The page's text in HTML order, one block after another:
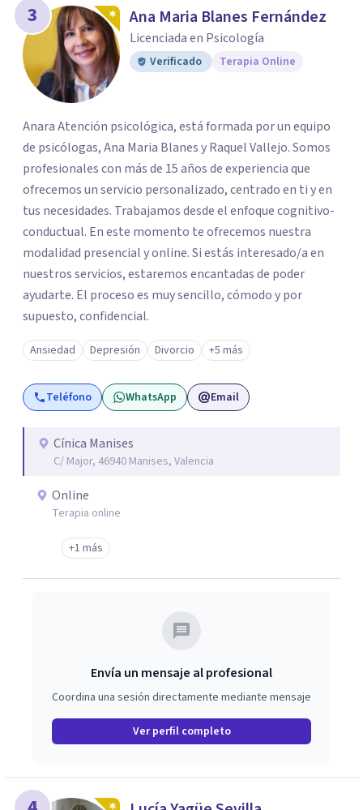
3 Ana Maria Blanes Fernández
Licenciada en Psicología
Verificado Terapia Online
Anara Atención psicológica, está formada por un equipo
de psicólogas, Ana Maria Blanes y Raquel Vallejo. Somos
profesionales con más de 15 años de experiencia que
ofrecemos un servicio personalizado, centrado en ti y en
tus necesidades. Trabajamos desde el enfoque cognitivo-
conductual. En este momento te ofrecemos nuestra
modalidad presencial y online. Si estás interesado/a en
nuestros servicios, estaremos encantadas de poder
ayudarte. El proceso es muy sencillo, cómodo y por
supuesto, confidencial.
Ansiedad Depresión Divorcio +5 más
Teléfono WhatsApp Email
Cínica Manises
C/ Major, 46940 Manises, Valencia
Online
Terapia online
+1 más
Envía un mensaje al profesional
Coordina una sesión directamente mediante mensaje
Ver perfil completo